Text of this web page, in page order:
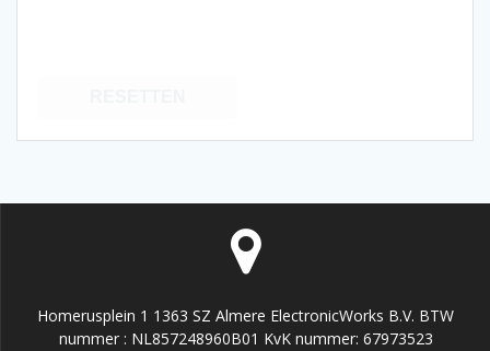
Homerusplein 1 1363 SZ Almere ElectronicWorks B.V. BTW
nummer : NL857248960B01 KvK nummer: 67973523